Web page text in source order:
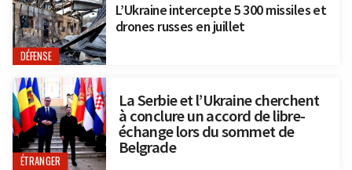
DÉFENSE
L’Ukraine intercepte 5 300 missiles et
drones russes en juillet
ÉTRANGER
La Serbie et l’Ukraine cherchent
à conclure un accord de libre-
échange lors du sommet de
Belgrade